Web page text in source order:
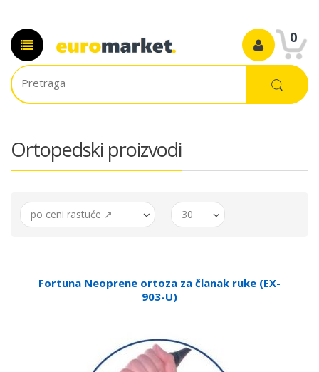
0
Ortopedski proizvodi
po ceni rastuće ↗ 30
Fortuna Neoprene ortoza za članak ruke (EX-
903-U)